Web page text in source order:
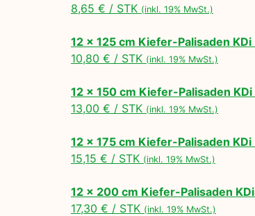
8,65 € / STK (inkl. 19% MwSt.)
12 x 125 cm Kiefer-Palisaden KDi
10,80 € / STK (inkl. 19% MwSt.)
12 x 150 cm Kiefer-Palisaden KDi
13,00 € / STK (inkl. 19% MwSt.)
12 x 175 cm Kiefer-Palisaden KDi
15,15 € / STK (inkl. 19% MwSt.)
12 x 200 cm Kiefer-Palisaden KDi
17,30 € / STK (inkl. 19% MwSt.)